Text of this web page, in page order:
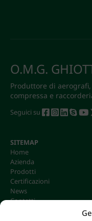
O.M.G.
Produttore di
compressa e
Seguici su
SITEMAP
Home
Azienda
Prodotti
Certificazioni
News
Contatti